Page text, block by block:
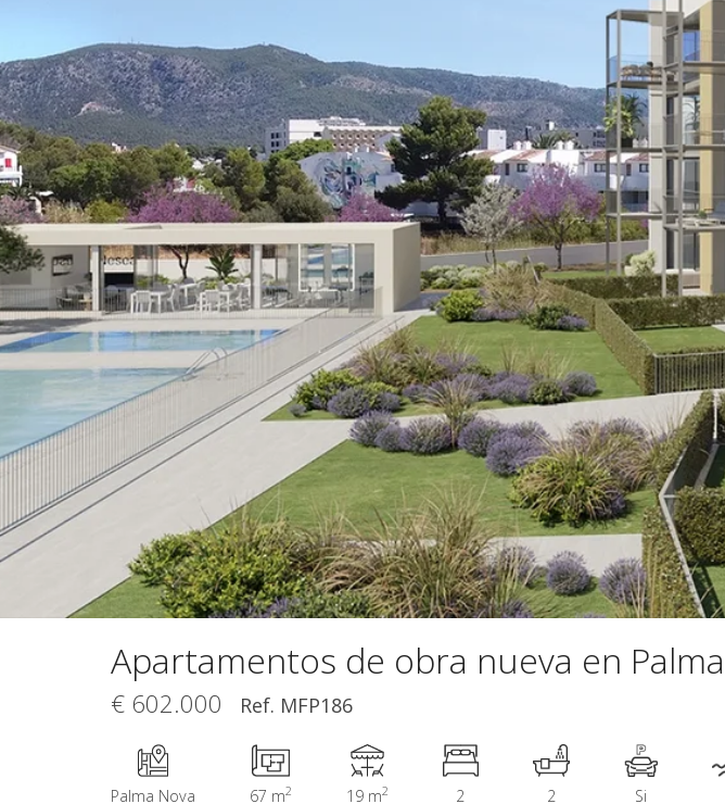
Apartamentos de obra nueva en
€ 602.000 Ref. MFP186
Palma Nova 67 m2 19 m2 2 2 Si